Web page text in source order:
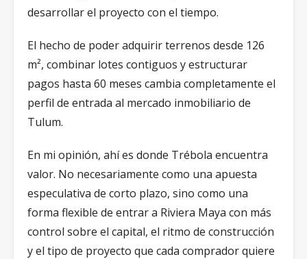
desarrollar el proyecto con el tiempo.
El hecho de poder adquirir terrenos desde 126
m², combinar lotes contiguos y estructurar
pagos hasta 60 meses cambia completamente el
perfil de entrada al mercado inmobiliario de
Tulum.
En mi opinión, ahí es donde Trébola encuentra
valor. No necesariamente como una apuesta
especulativa de corto plazo, sino como una
forma flexible de entrar a Riviera Maya con más
control sobre el capital, el ritmo de construcción
y el tipo de proyecto que cada comprador quiere